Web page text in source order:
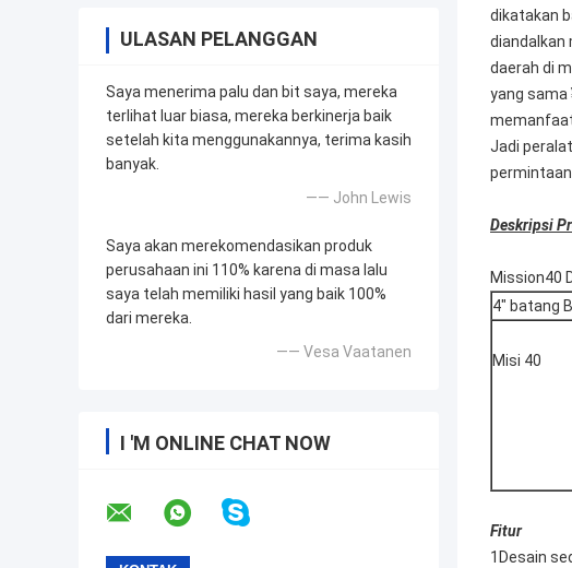
ULASAN PELANGGAN
Saya menerima palu dan bit saya, mereka
terlihat luar biasa, mereka berkinerja baik
setelah kita menggunakannya, terima kasih
banyak.
—— John Lewis
Saya akan merekomendasikan produk
perusahaan ini 110% karena di masa lalu
saya telah memiliki hasil yang baik 100%
dari mereka.
—— Vesa Vaatanen
I 'M ONLINE CHAT NOW
dikatakan
diandalkan
daerah di
yang sama
Jadi
Deskripsi
Mission40
4" batang
Misi 40
Fitur
1Desain